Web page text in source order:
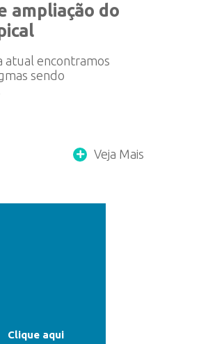
ampliação do
atual encontramos
sendo
Veja Mais
Clique aqui